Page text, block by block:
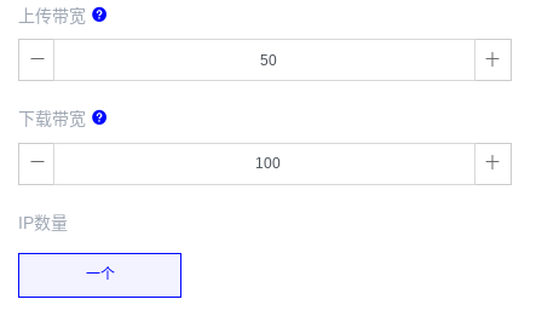
上传带宽
下载带宽
IP数量
一个